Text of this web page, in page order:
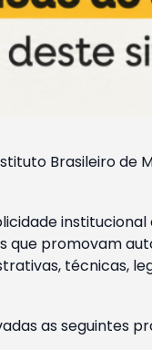
Brasileiro
promovam
técnicas,
as seguintes